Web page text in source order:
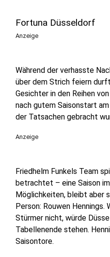
Fortuna Düsseldorf
Anzeige
Während der verhasste
über dem Strich feiern
Gesichter in den Reihen
nach gutem Saisonstart
der Tatsachen gebracht
Anzeige
Friedhelm Funkels Team
betrachtet – eine Saison
Möglichkeiten, bleibt aber
Person: Rouwen Hennings.
Stürmer nicht, würde
Tabellenende stehen.
Saisontore.